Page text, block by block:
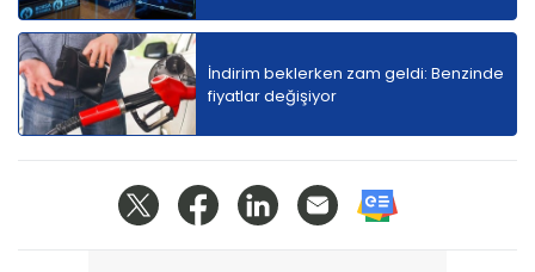
İndirim beklerken zam geldi: Benzinde
fiyatlar değişiyor